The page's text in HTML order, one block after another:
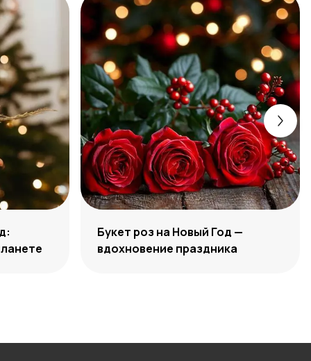
Букет роз на Новый Год —
вдохновение праздника